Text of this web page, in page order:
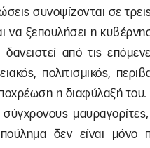
συνοψίζονται σε
να ξεπουλήσει η
από τις
πολιτισμικός,
η διαφύλαξή του.
δεν είναι μόνο